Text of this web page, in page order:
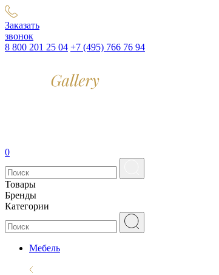
Заказать
звонок
8 800 201 25 04 +7 (495) 766 76 94
0
Товары
Бренды
Категории
Мебель